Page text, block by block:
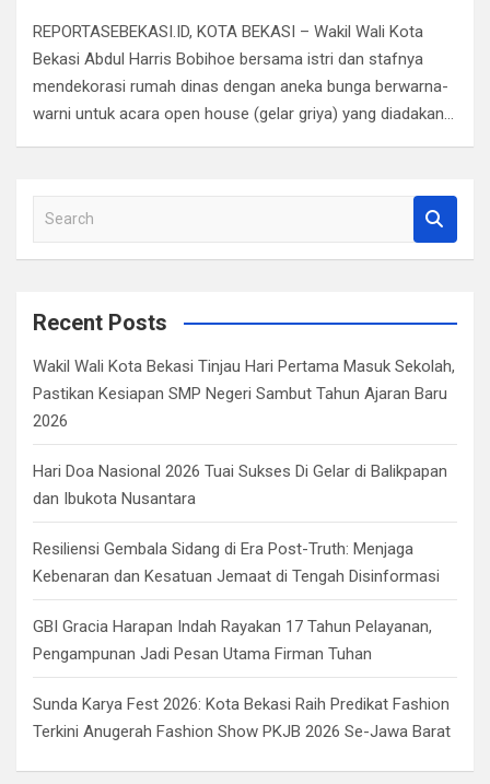
ce
b
o
o
tt
er
at
s
A
p
e
gr
a
m
ail ke
dI
n
ar
e
REPORTASEBEKASI.ID, KOTA BEKASI – Wakil Wali Kota
Bekasi Abdul Harris Bobihoe bersama istri dan stafnya
mendekorasi rumah dinas dengan aneka bunga berwarna-
warni untuk acara open house (gelar griya) yang diadakan…
a
c
Recent Posts
Wakil Wali Kota Bekasi Tinjau Hari Pertama Masuk Sekolah,
Pastikan Kesiapan SMP Negeri Sambut Tahun Ajaran Baru
2026
Hari Doa Nasional 2026 Tuai Sukses Di Gelar di Balikpapan
dan Ibukota Nusantara
Resiliensi Gembala Sidang di Era Post-Truth: Menjaga
Kebenaran dan Kesatuan Jemaat di Tengah Disinformasi
GBI Gracia Harapan Indah Rayakan 17 Tahun Pelayanan,
Pengampunan Jadi Pesan Utama Firman Tuhan
Sunda Karya Fest 2026: Kota Bekasi Raih Predikat Fashion
Terkini Anugerah Fashion Show PKJB 2026 Se-Jawa Barat